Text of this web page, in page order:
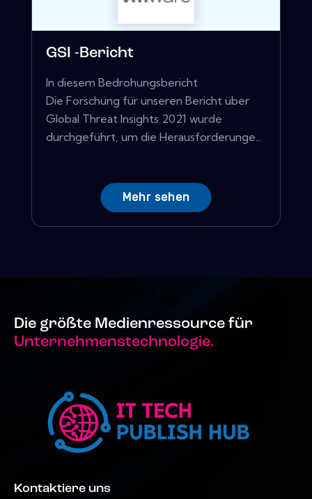
GSI -Bericht
In diesem Bedrohungsbericht
Die Forschung für unseren Bericht über
Global Threat Insights 2021 wurde
durchgeführt, um die Herausforderunge...
Mehr sehen
Die größte Medienressource für
Unternehmenstechnologie.
Kontaktiere uns